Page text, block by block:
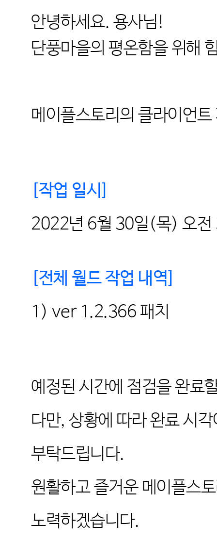
안녕하세요. 용사님!
단풍마을의 평온함을 위해
메이플스토리의 클라이언
작업 일시
2022년 6월 30일(목)오전
전체 월드 작업 내역
1) ver 1.2.366 패치
예정된 시간에 점검을 완료
다만,상황에 따라 완료 시
부탁드립니다.
원활하고 즐거운 메이플스
노력하겠습니다.